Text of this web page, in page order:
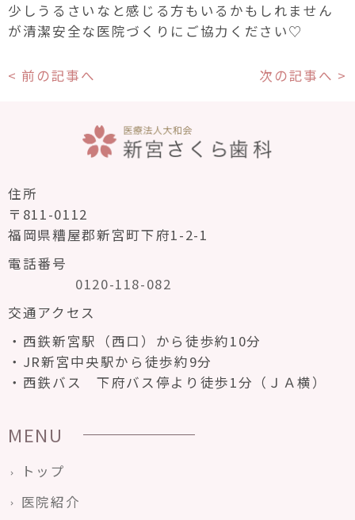
少しうるさいなと感じる方もいるかもしれません
が清潔安全な医院づくりにご協力ください♡
< 前の記事へ 次の記事へ >
住所
〒811-0112
福岡県糟屋郡新宮町下府1-2-1
電話番号
0120-118-082
交通アクセス
西鉄新宮駅（西口）から徒歩約10分
JR新宮中央駅から徒歩約9分
西鉄バス 下府バス停より徒歩1分（ＪＡ横）
MENU
トップ
医院紹介